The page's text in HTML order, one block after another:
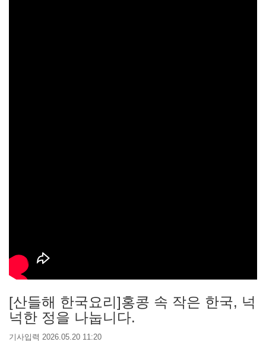
[산들해 한국요리]홍콩 속 작은 한국, 넉
넉한 정을 나눕니다.
기사입력 2026.05.20 11:20